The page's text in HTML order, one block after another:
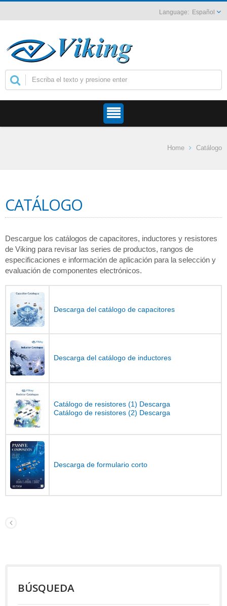
Español
Home Catálogo
CATÁLOGO
Descargue los catálogos de capacitores, inductores y resistores
de Viking para revisar las series de productos, rangos de
especificaciones e información de aplicación para la selección y
evaluación de componentes electrónicos.
Descarga del catálogo de capacitores
Descarga del catálogo de inductores
Catálogo de resistores (1) Descarga
Catálogo de resistores (2) Descarga
Descarga de formulario corto
BÚSQUEDA